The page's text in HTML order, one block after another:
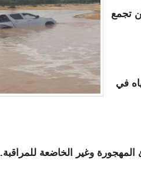
تجمع
في
وغير الخاضعة للمراقبة.